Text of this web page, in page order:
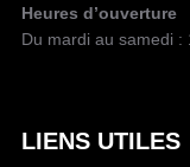
I
C
I
O
Heures d’ouverture
Du mardi au samedi :
LIENS UTILES